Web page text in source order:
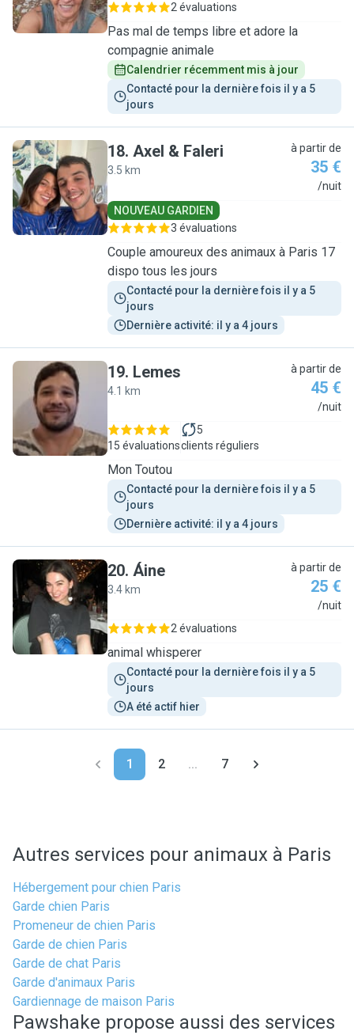
2 évaluations
Pas mal de temps libre et adore la
compagnie animale
Calendrier récemment mis à jour
Contacté pour la dernière fois il y a 5
jours
A
18. Axel & Faleri
3.5 km
à partir de
35 €
/nuit
NOUVEAU GARDIEN
3 évaluations
Couple amoureux des animaux à Paris 17
dispo tous les jours
Contacté pour la dernière fois il y a 5
jours
Dernière activité: il y a 4 jours
L
19. Lemes
4.1 km
à partir de
45 €
/nuit
15 évaluations
5
clients réguliers
Mon Toutou
Contacté pour la dernière fois il y a 5
jours
Dernière activité: il y a 4 jours
Á
20. Áine
3.4 km
à partir de
25 €
/nuit
2 évaluations
animal whisperer
Contacté pour la dernière fois il y a 5
jours
A été actif hier
1 2 ... 7
Autres services pour animaux à Paris
Hébergement pour chien Paris
Garde chien Paris
Promeneur de chien Paris
Garde de chien Paris
Garde de chat Paris
Garde d'animaux Paris
Gardiennage de maison Paris
Pawshake propose aussi des services